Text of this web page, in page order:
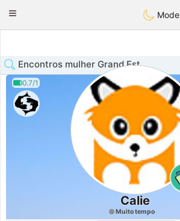
Animour
Toggle
Mode
Encontros mulher Grand Est
0.7/1
Calie
Muito tempo